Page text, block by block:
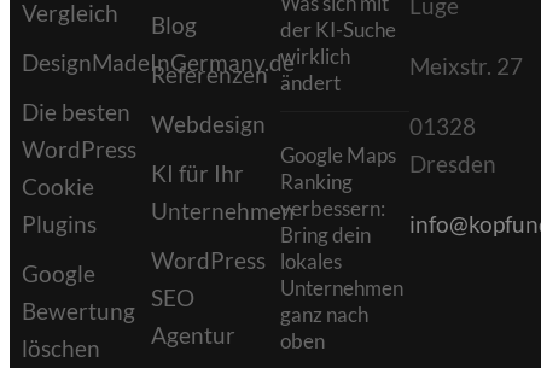
Vergleich
DesignMadeInGermany.de
Die besten
WordPress
Cookie
Plugins
Google
Bewertung
löschen
Blog
Referenzen
Webdesign
KI für Ihr
Unternehmen
WordPress
SEO
Agentur
der KI-Suche
wirklich
ändert
Google Maps
Ranking
verbessern:
Bring dein
lokales
Unternehmen
ganz nach
oben
Meixstr. 27
01328
Dresden